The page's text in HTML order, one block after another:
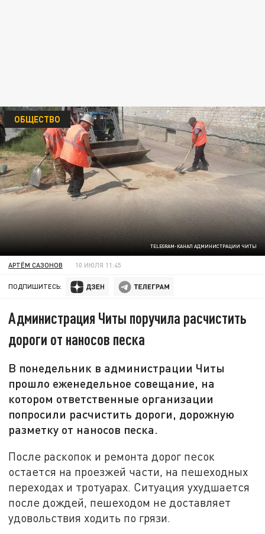
TELEGRAM-КАНАЛ АДМИНИСТРАЦИИ ЧИТЫ
ОБЩЕСТВО
АРТЁМ САЗОНОВ 10 ИЮЛЯ 11:45
ПОДПИШИТЕСЬ:
Администрация Читы поручила расчистить
дороги от наносов песка
В понедельник в администрации Читы
прошло еженедельное совещание, на
котором ответственные организации
попросили расчистить дороги, дорожную
разметку от наносов песка.
После раскопок и ремонта дорог песок
остается на проезжей части, на пешеходных
переходах и тротуарах. Ситуация ухудшается
после дождей, пешеходом не доставляет
удовольствия ходить по грязи.